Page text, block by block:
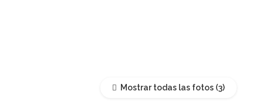
Mostrar todas las fotos